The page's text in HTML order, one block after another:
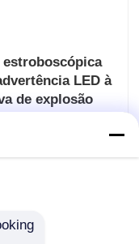
estroboscópica
LED à
de explosão